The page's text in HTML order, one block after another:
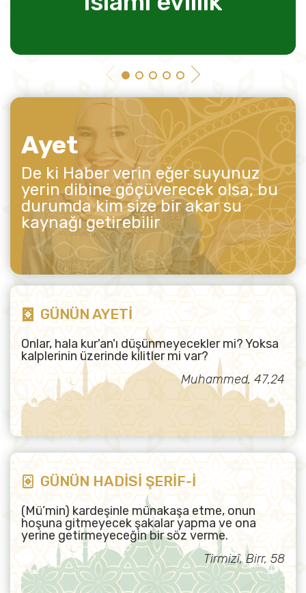
Ayet
De ki Haber verin eğer suyunuz
yerin dibine göçüverecek olsa, bu
durumda kim size bir akar su
kaynağı getirebilir
GÜNÜN AYETİ
Onlar, hala kur'an'ı düşünmeyecekler mi? Yoksa
kalplerinin üzerinde kilitler mi var?
Muhammed, 47,24
GÜNÜN HADİSİ ŞERİF-İ
(Mü’min) kardeşinle münakaşa etme, onun
hoşuna gitmeyecek şakalar yapma ve ona
yerine getirmeyeceğin bir söz verme.
Tirmizî, Birr, 58